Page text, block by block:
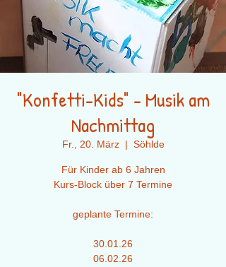
"Konfetti-Kids" - Musik am
Nachmittag
Fr., 20. März
  |
Söhlde
Für Kinder ab 6 Jahren
Kurs-Block über 7 Termine
geplante Termine:
30.01.26
06.02.26